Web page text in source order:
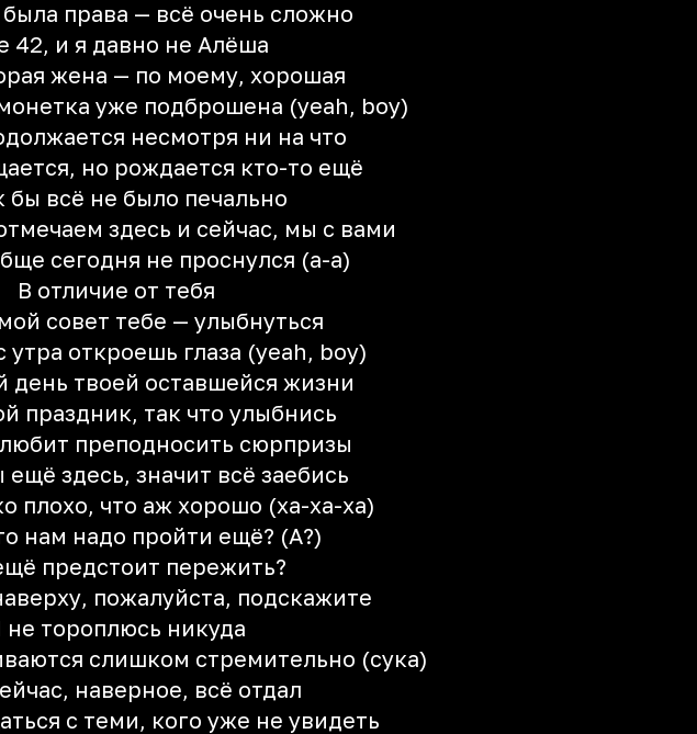
права — всё очень сложно
42, и я давно не Алёша
жена — по моему, хорошая
уже подброшена (yeah, boy)
несмотря ни на что
но рождается кто-то ещё
бы всё не было печально
здесь и сейчас, мы с вами
сегодня не проснулся (а-а)
В отличие от тебя
совет тебе — улыбнуться
утра откроешь глаза (yeah, boy)
день твоей оставшейся жизни
праздник, так что улыбнись
преподносить сюрпризы
ещё здесь, значит всё заебись
плохо, что аж хорошо (ха-ха-ха)
нам надо пройти ещё? (А?)
предстоит пережить?
пожалуйста, подскажите
не тороплюсь никуда
слишком стремительно (сука)
наверное, всё отдал
с теми, кого уже не увидеть